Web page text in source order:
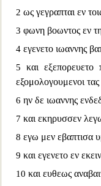
2 ως γεγραπται εν
3 φωνη βοωντος εν
4 εγενετο ιωαννης
5και εξεπορευετο
εξομολογουμενοι
6 ην δε ιωαννης
7 και εκηρυσσεν
8 εγω μεν εβαπτισα
9 και εγενετο εν
10 και ευθεως